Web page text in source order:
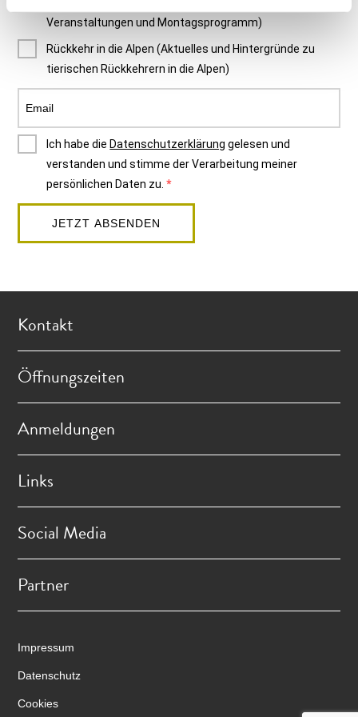
Veranstaltungen und Montagsprogramm)
Rückkehr in die Alpen (Aktuelles und Hintergründe zu
tierischen Rückkehrern in die Alpen)
Ich habe dieDatenschutzerklärung gelesen und
verstanden und stimme der Verarbeitung meiner
persönlichen Daten zu.
JETZT ABSENDEN
Kontakt
Öffnungszeiten
Anmeldungen
Links
Social Media
Partner
Impressum
Datenschutz
Cookies